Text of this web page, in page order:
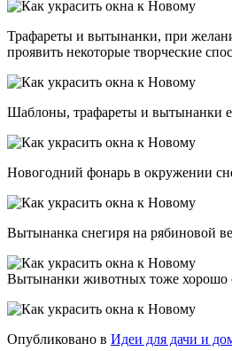
Трафареты и вытынанки, при
проявить некоторые творческие
Шаблоны, трафареты и вытынанки
Новогодний фонарь в окружении
Вытынанка снегиря на рябиновой
Вытынанки животных тоже хорошо
Опубликовано в Идеи для дачи и